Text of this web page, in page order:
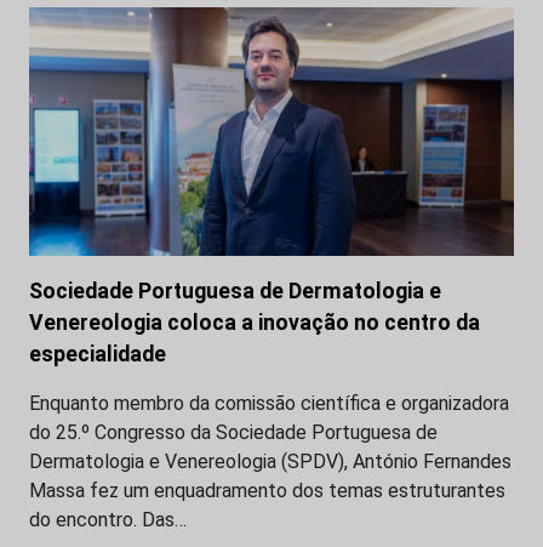
Sociedade Portuguesa de Dermatologia e
Venereologia coloca a inovação no centro da
especialidade
Enquanto membro da comissão científica e organizadora
do 25.º Congresso da Sociedade Portuguesa de
Dermatologia e Venereologia (SPDV), António Fernandes
Massa fez um enquadramento dos temas estruturantes
do encontro. Das…